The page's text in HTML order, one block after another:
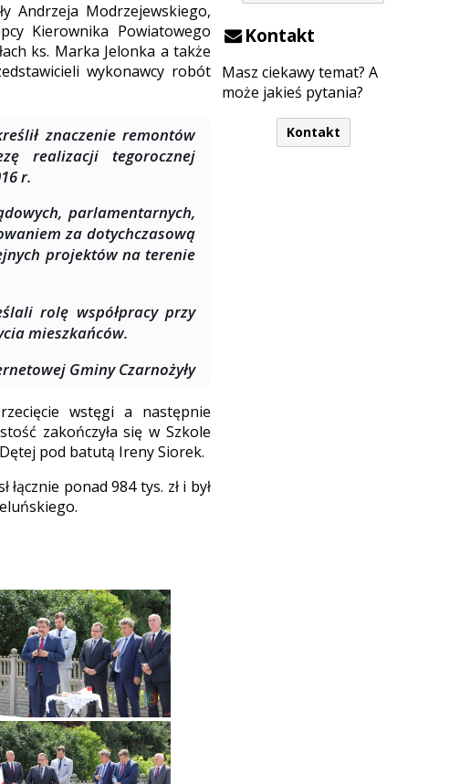
Kontakt
Masz ciekawy temat? A
może jakieś pytania?
Kontakt
Andrzeja Modrzejewskiego,
Kierownika Powiatowego
ks. Marka Jelonka a także
wykonawcy robót
znaczenie remontów
realizacji tegorocznej
r.
parlamentarnych,
za dotychczasową
projektów na terenie
rolę współpracy przy
mieszkańców.
Gminy Czarnożyły
wstęgi a następnie
zakończyła się w Szkole
pod batutą Ireny Siorek.
ponad 984 tys. zł i był